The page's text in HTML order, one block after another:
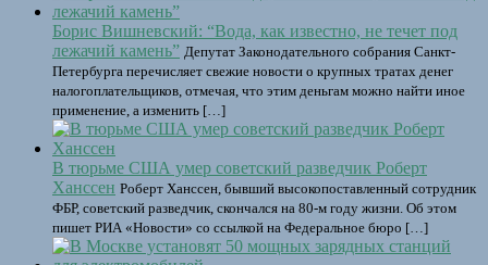
Борис Вишневский: “Вода, как известно, не течет под
лежачий камень” Депутат Законодательного собрания Санкт-
Петербурга перечисляет свежие новости о крупных тратах денег
налогоплательщиков, отмечая, что этим деньгам можно найти иное
применение, а изменить […]
В тюрьме США умер советский разведчик Роберт
Ханссен Роберт Ханссен, бывший высокопоставленный сотрудник
ФБР, советский разведчик, скончался на 80-м году жизни. Об этом
пишет РИА «Новости» со ссылкой на Федеральное бюро […]